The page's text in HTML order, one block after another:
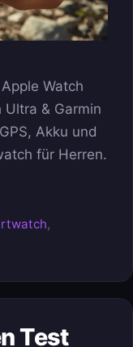
Watch
Ultra & Garmin
Akku und
für Herren.
,
Test